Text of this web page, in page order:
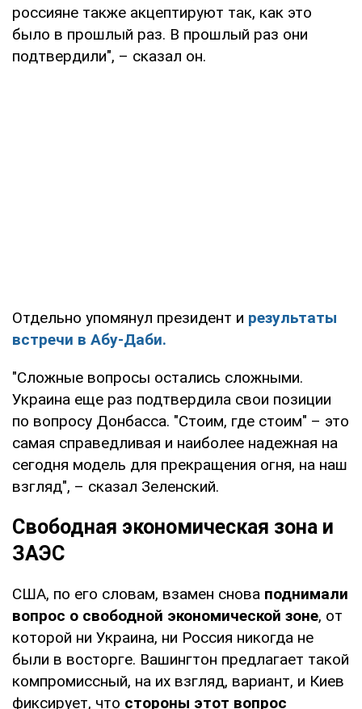
россияне также акцептируют так, как это
было в прошлый раз. В прошлый раз они
подтвердили", – сказал он.
Отдельно упомянул президент и результаты
встречи в Абу-Даби.
"Сложные вопросы остались сложными.
Украина еще раз подтвердила свои позиции
по вопросу Донбасса. "Стоим, где стоим" – это
самая справедливая и наиболее надежная на
сегодня модель для прекращения огня, на наш
взгляд", – сказал Зеленский.
Свободная экономическая зона и
ЗАЭС
США, по его словам, взамен снова поднимали
вопрос о свободной экономической зоне, от
которой ни Украина, ни Россия никогда не
были в восторге. Вашингтон предлагает такой
компромиссный, на их взгляд, вариант, и Киев
фиксирует, что стороны этот вопрос